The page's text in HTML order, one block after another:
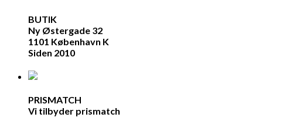
BUTIK
Ny Østergade 32
1101 København K
Siden 2010
PRISMATCH
Vi tilbyder prismatch